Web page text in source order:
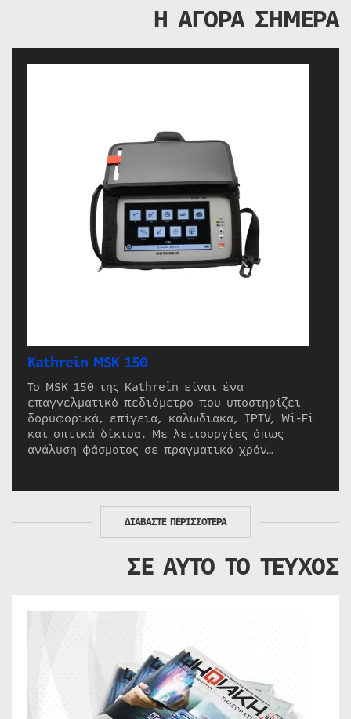
Η ΑΓΟΡΑ ΣΗΜΕΡΑ
Kathrein MSK 150
Το MSK 150 της Kathrein είναι ένα
επαγγελματικό πεδιόμετρο που υποστηρίζει
δορυφορικά, επίγεια, καλωδιακά, IPTV, Wi-Fi
και οπτικά δίκτυα. Με λειτουργίες όπως
ανάλυση φάσματος σε πραγματικό χρόν…
ΔΙΑΒΑΣΤΕ ΠΕΡΙΣΣΟΤΕΡΑ
ΣΕ ΑΥΤΟ ΤΟ ΤΕΥΧΟΣ